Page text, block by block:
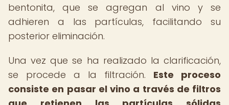
bentonita, que se agregan al vino y se
adhieren a las partículas, facilitando su
posterior eliminación.
Una vez que se ha realizado la clarificación,
se procede a la filtración. Este proceso
consiste en pasar el vino a través de filtros